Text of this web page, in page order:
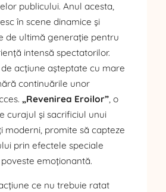
publicului. Anul acesta,
în scene dinamice și
de ultimă generație pentru
intensă spectatorilor.
acțiune așteptate cu mare
continuările unor
„Revenirea Eroilor”, o
curajul și sacrificiul unui
moderni, promite să capteze
prin efectele speciale
emoționantă.
ce nu trebuie ratat